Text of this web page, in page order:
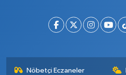
Nöbetçi Eczaneler